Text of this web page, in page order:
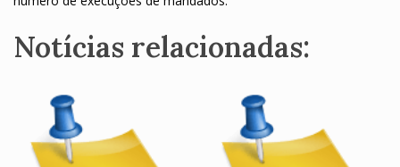
Notícias relacionadas: